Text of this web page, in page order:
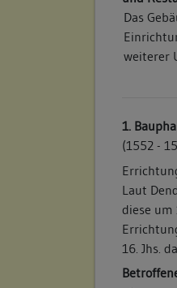
Das
weiterer
1.
(1552 -
Laut
diese
16. Jhs.